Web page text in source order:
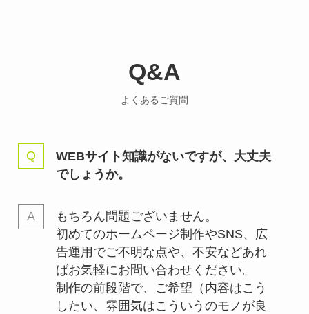
Q&A
よくあるご質問
WEBサイト知識がないですが、大丈夫
でしょうか。
もちろん問題ございません。
初めてのホームページ制作やSNS、広
告運用でご不明な点や、不安などあれ
ばお気軽にお問い合わせください。
制作の前段階で、ご希望（内容はこう
したい、雰囲気はこういうのモノが良